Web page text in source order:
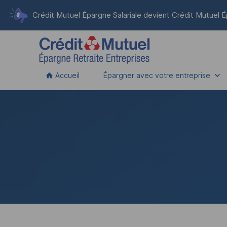
Crédit Mutuel Épargne Salariale devient Crédit Mutuel
Accueil Épargner avec votre entreprise